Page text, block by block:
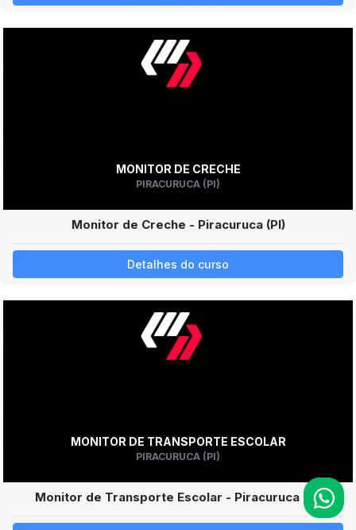
MONITOR DE CRECHE
PIRACURUCA (PI)
Monitor de Creche - Piracuruca (PI)
Detalhes do curso
MONITOR DE TRANSPORTE ESCOLAR
PIRACURUCA (PI)
Monitor de Transporte Escolar - Piracuruca (PI)